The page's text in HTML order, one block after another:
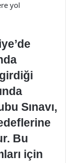
yol
Sınavı,
Bu
için